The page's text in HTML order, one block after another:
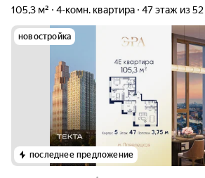
105,3 м²
4-комн. квартира 47 этаж из 52
новостройка
последнее предложение